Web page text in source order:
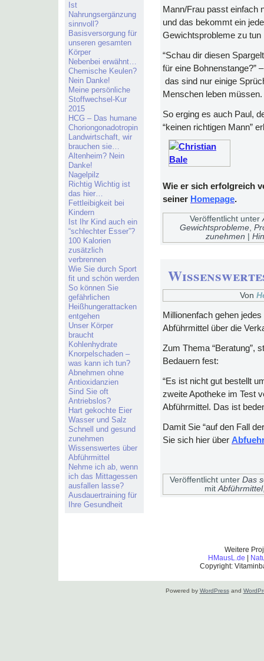
Ist
Nahrungsergänzung
sinnvoll?
Basisversorgung für
unseren gesamten
Körper
Nebenbei erwähnt…
Chemische Keulen?
Nein Danke!
Meine persönliche
Stoffwechsel-Kur
2015
HCG – Das humane
Choriongonadotropin
Landwirtschaft, wir
brauchen sie…
Altenheim? Nein
Danke!
Nagelpilz
Richtig Wichtig ist
das hier…
Fettleibigkeit bei
Kindern
Ist Ihr Kind auch ein
“schlechter Esser”?
100 Kalorien
zusätzlich
verbrennen
Wie Sie durch Sport
fit und schön werden
So können Sie
gefährlichen
Heißhungerattacken
entgehen
Unser Körper
braucht
Kohlenhydrate
Knorpelschaden –
was kann ich tun?
Abnehmen ohne
Antioxidanzien
Sind Sie oft
Antriebslos?
Hart gekochte Eier
Wasser und Salz
Schnell und gesund
zunehmen
Wissenswertes über
Abführmittel
Nehme ich ab, wenn
ich das Mittagessen
ausfallen lasse?
Ausdauertraining für
Ihre Gesundheit
Mann/Frau passt einfach
und das bekommt ein
Gewichtsprobleme zu
“Schau dir diesen
für eine Bohnenstange?”
das sind nur einige
Menschen leben müssen.
So erging es auch Paul,
“keinen richtigen Mann”
Wie er sich erfolgreich
seiner Homepage.
Veröffentlicht unter
Gewichtsprobleme,
zunehmen
Von
Millionenfach gehen
Abführmittel über die
Zum Thema “Beratung”,
Bedauern fest:
“Es ist nicht gut bestellt
zweite Apotheke im Test
Abführmittel. Das ist
Damit Sie “auf den Fall
Sie sich hier über
Veröffentlicht unter Das
mit Abführmittel
Weitere
HMausL.de
Copyright:
Powered by WordPressand